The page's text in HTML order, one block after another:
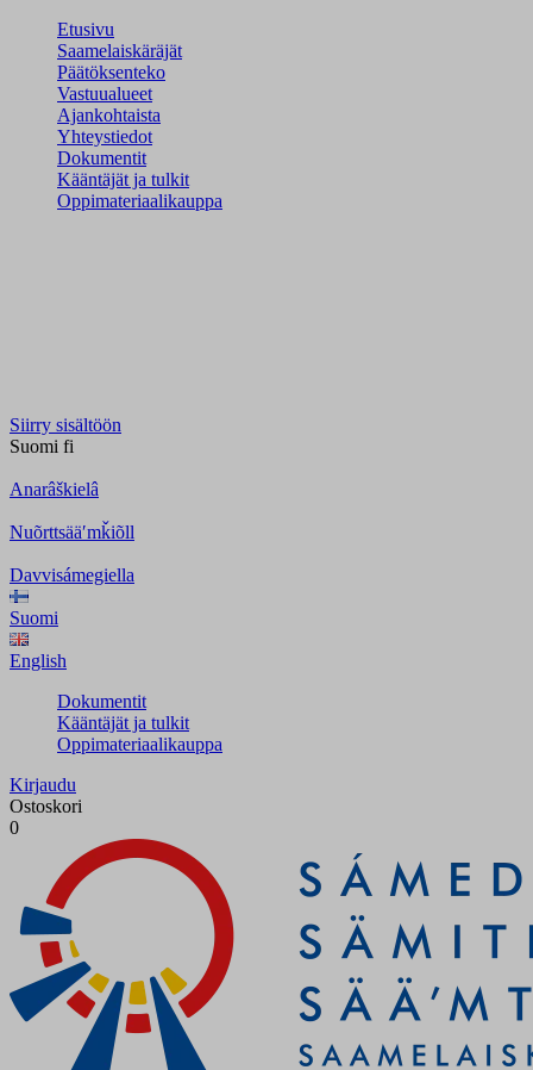
Etusivu
Saamelaiskäräjät
Päätöksenteko
Vastuualueet
Ajankohtaista
Yhteystiedot
Dokumentit
Kääntäjät ja tulkit
Oppimateriaalikauppa
Siirry sisältöön
Suomi fi
Anarâškielâ
Nuõrttsääʹmǩiõll
Davvisámegiella
Suomi
English
Dokumentit
Kääntäjät ja tulkit
Oppimateriaalikauppa
Kirjaudu
Ostoskori
0